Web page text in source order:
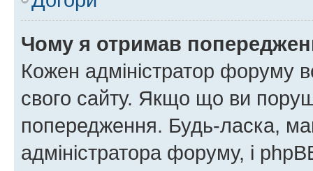
Чому я отримав
Кожен адміністратор форуму
свого сайту. Якщо що ви
попередження. Будь-ласка,
адміністратора форуму, і